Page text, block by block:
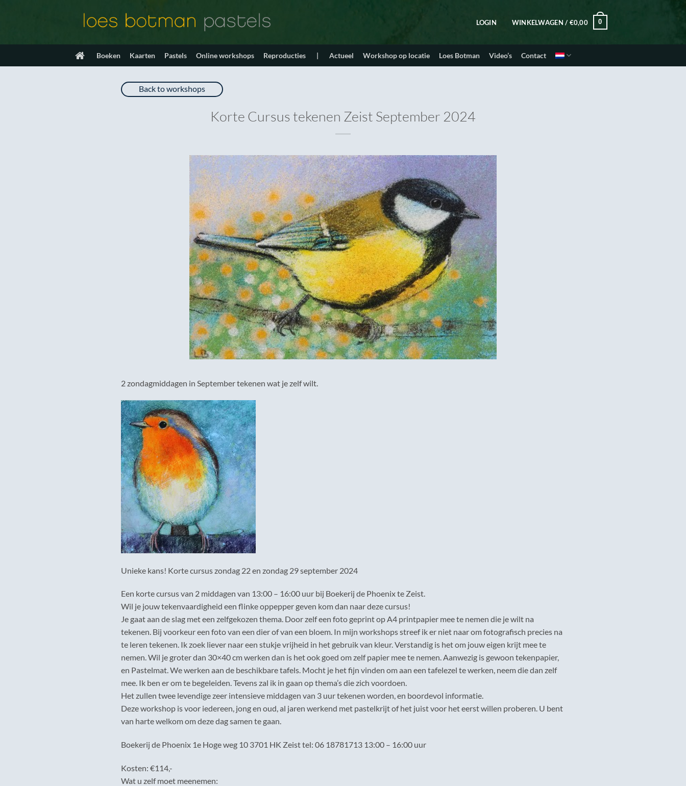
LOGIN WINKELWAGEN / €0,00 0
Boeken Kaarten Pastels Online workshops Reproducties | Actueel Workshop op locatie Loes Botman Video’s Contact
Back to workshops
Korte Cursus tekenen Zeist September 2024
2 zondagmiddagen in September tekenen wat je zelf wilt.
Unieke kans! Korte cursus zondag 22 en zondag 29 september 2024
Een korte cursus van 2 middagen van 13:00 – 16:00 uur bij Boekerij de Phoenix te Zeist.
Wil je jouw tekenvaardigheid een flinke oppepper geven kom dan naar deze cursus!
Je gaat aan de slag met een zelfgekozen thema. Door zelf een foto geprint op A4 printpapier mee te nemen die je wilt na
tekenen. Bij voorkeur een foto van een dier of van een bloem. In mijn workshops streef ik er niet naar om fotografisch precies na
te leren tekenen. Ik zoek liever naar een stukje vrijheid in het gebruik van kleur. Verstandig is het om jouw eigen krijt mee te
nemen. Wil je groter dan 30×40 cm werken dan is het ook goed om zelf papier mee te nemen. Aanwezig is gewoon tekenpapier,
en Pastelmat. We werken aan de beschikbare tafels. Mocht je het fijn vinden om aan een tafelezel te werken, neem die dan zelf
mee. Ik ben er om te begeleiden. Tevens zal ik in gaan op thema’s die zich voordoen.
Het zullen twee levendige zeer intensieve middagen van 3 uur tekenen worden, en boordevol informatie.
Deze workshop is voor iedereen, jong en oud, al jaren werkend met pastelkrijt of het juist voor het eerst willen proberen. U bent
van harte welkom om deze dag samen te gaan.
Boekerij de Phoenix 1e Hoge weg 10 3701 HK Zeist tel: 06 18781713 13:00 – 16:00 uur
Kosten: €114,-
Wat u zelf moet meenemen: